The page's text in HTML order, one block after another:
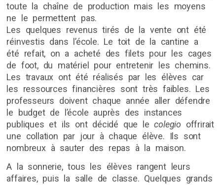
toute la chaîne de production mais les moyens
ne le permettent pas.
Les quelques revenus tirés de la vente ont été
réinvestis dans l’école. Le toit de la cantine a
été refait, on a acheté des filets pour les cages
de foot, du matériel pour entretenir les chemins.
Les travaux ont été réalisés par les élèves car
les ressources financières sont très faibles. Les
professeurs doivent chaque année aller défendre
le budget de l’école auprès des instances
publiques et ils ont décidé que lecolegio offrirait
une collation par jour à chaque élève. Ils sont
nombreux à sauter des repas à la maison.
A la sonnerie, tous les élèves rangent leurs
affaires, puis la salle de classe. Quelques grands